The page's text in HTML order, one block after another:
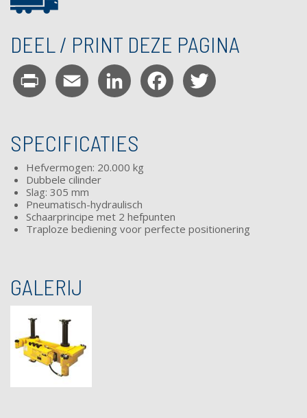
DEEL / PRINT DEZE PAGINA
Print Email LinkedInFacebook
SPECIFICATIES
Hefvermogen: 20.000 kg
Dubbele cilinder
Slag: 305 mm
Pneumatisch-hydraulisch
Schaarprincipe met 2 hefpunten
Traploze bediening voor perfecte positionering
GALERIJ